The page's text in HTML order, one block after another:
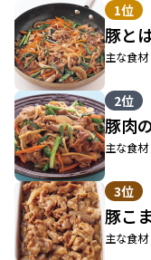
1位
豚と
主な食
2位
豚肉
主な食
3位
豚こ
主な食